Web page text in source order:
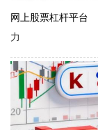
网上股票杠杆平台
力